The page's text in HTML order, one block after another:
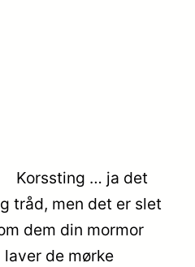
Korssting … ja det
tråd, men det er slet
dem din mormor
de mørke